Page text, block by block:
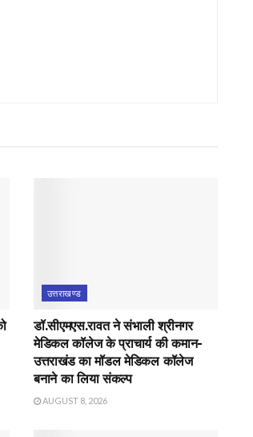
उत्तराखण्ड
डॉ.सीएमएस.रावत ने संभाली श्रीनगर
मेडिकल कॉलेज के प्राचार्य की कमान-
उत्तराखंड का मॉडल मेडिकल कॉलेज
बनाने का लिया संकल्प
AUGUST 8, 2026